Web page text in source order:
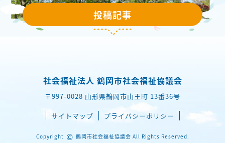
投稿記事
社会福祉法人 鶴岡市社会福祉協議会
〒997-0028 山形県鶴岡市山王町 13番36号
サイトマップ プライバシーポリシー
Copyright © 鶴岡市社会福祉協議会 All Rights Reserved.